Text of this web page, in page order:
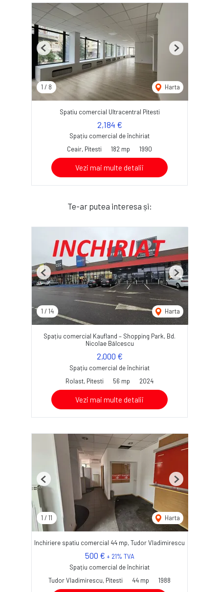
1 / 8 Harta
Previous Next
Spatiu comercial Ultracentral Pitesti
2,184 €
Spațiu comercial de închiriat
Ceair, Pitesti
182 mp 1990
Vezi mai multe detalii
Te-ar putea interesa și:
1 / 14 Harta
Previous Next
Spațiu comercial Kaufland – Shopping Park, Bd.
Nicolae Bălcescu
2,000 €
Spațiu comercial de închiriat
Rolast, Pitesti
56 mp 2024
Vezi mai multe detalii
1 / 11 Harta
Previous Next
Inchiriere spatiu comercial 44 mp, Tudor Vladimirescu
500 € + 21% TVA
Spațiu comercial de închiriat
Tudor Vladimirescu, Pitesti
44 mp 1988